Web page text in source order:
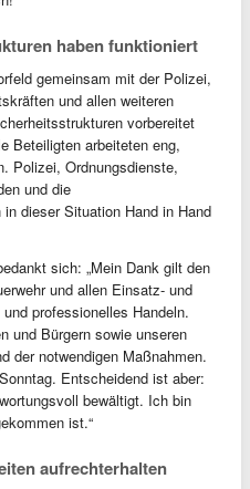
haben funktioniert
gemeinsam mit der Polizei,
und allen weiteren
vorbereitet
Beteiligten arbeiteten eng,
Polizei, Ordnungsdienste,
und die
dieser Situation Hand in Hand
sich: „Mein Dank gilt den
und allen Einsatz- und
professionelles Handeln.
und Bürgern sowie unseren
der notwendigen Maßnahmen.
Entscheidend ist aber:
bewältigt. Ich bin
ist.“
aufrechterhalten